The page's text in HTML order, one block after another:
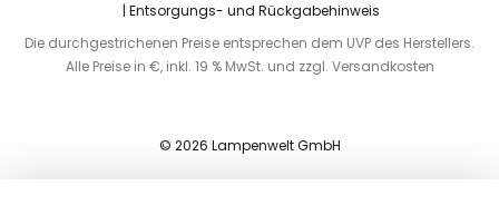
Entsorgungs- und Rückgabehinweis
Die durchgestrichenen Preise entsprechen dem UVP des Herstellers.
Alle Preise in €, inkl. 19 % MwSt. und zzgl. Versandkosten
© 2026 Lampenwelt GmbH